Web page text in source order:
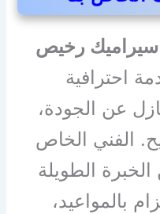
رخيص
احترافية
عن الجودة،
الفني الخاص
الطويلة
بالمواعيد،